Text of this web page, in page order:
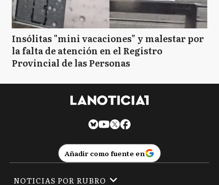
Insólitas "mini vacaciones" y malestar por
la falta de atención en el Registro
Provincial de las Personas
Añadir como fuente en
NOTICIAS POR RUBRO